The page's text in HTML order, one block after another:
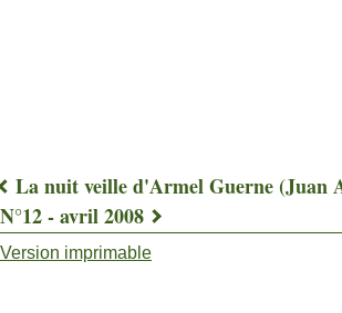
Liens
transversaux
La nuit veille d'Armel Guerne (Juan
N°12 - avril 2008
Version imprimable